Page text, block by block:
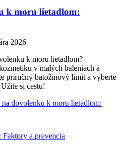
k moru lietadlom:
2026
k moru lietadlom?
v malých baleniach a
príručný batožinový limit a vyberte
si cestu!
dovolenku k moru lietadlom: